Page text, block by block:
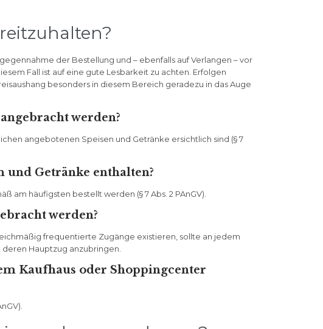
der Bestellung und – ebenfalls auf Verlangen – vor
Fall ist auf eine gute Lesbarkeit zu achten. Erfolgen
besonders in diesem Bereich geradezu in das Auge
werden?
angebotenen Speisen und Getränke ersichtlich sind (§ 7
und Getränke enthalten?
häufigsten bestellt werden (§ 7 Abs. 2 PAnGV).
werden?
frequentierte Zugänge existieren, sollte an jedem
Hauptzug anzubringen.
Kaufhaus oder Shoppingcenter